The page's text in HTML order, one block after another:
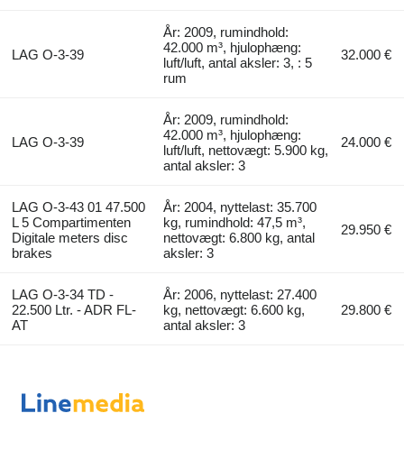
LAG O-3-39
År: 2009, rumindhold:
42.000 m³, hjulophæng:
luft/luft, antal aksler: 3, : 5
rum
32.000 €
LAG O-3-39
År: 2009, rumindhold:
42.000 m³, hjulophæng:
luft/luft, nettovægt: 5.900 kg,
antal aksler: 3
24.000 €
LAG O-3-43 01 47.500
L 5 Compartimenten
Digitale meters disc
brakes
År: 2004, nyttelast: 35.700
kg, rumindhold: 47,5 m³,
nettovægt: 6.800 kg, antal
aksler: 3
29.950 €
LAG O-3-34 TD -
22.500 Ltr. - ADR FL-
AT
År: 2006, nyttelast: 27.400
kg, nettovægt: 6.600 kg,
antal aksler: 3
29.800 €